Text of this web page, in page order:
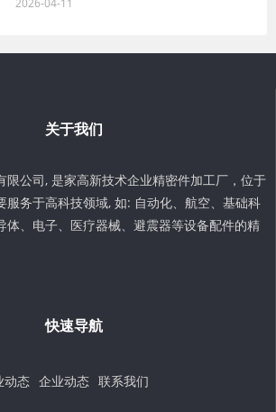
2026-04-11
关于我们
限公司, 是家高新技术企业精密件加工厂，位于
服务于高科技领域, 如: 自动化、航空、基础科
体、电子、医疗器械、避震器等设备配件的精
快速导航
动态 企业动态 联系我们